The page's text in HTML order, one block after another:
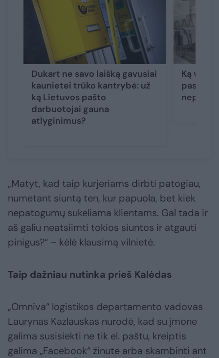
Dukart ne savo laišką gavusiai
kaunietei trūko kantrybė: už
ką Lietuvos pašto
darbuotojai gauna
atlyginimus?
Ką
pasiekė
„Matyt, kad taip kurjeriams dirbti patogiau,
numetant siuntą ten, kur papuola, bet kiek
nepatogumų sukeliama klientams. Gal tada ir
aš galiu neatsiimti tokios siuntos ir atgauti
pinigus?“ – kėlė klausimą vilnietė.
Taip dažniau nutinka prieš Kalėdas
„Omniva“ logistikos departamento vadovas
Laurynas Kazlauskas nurodė, kad su įmone
galima susisiekti ne tik el. paštu, kreiptis
galima „Facebook“ žinute arba skambinti ant